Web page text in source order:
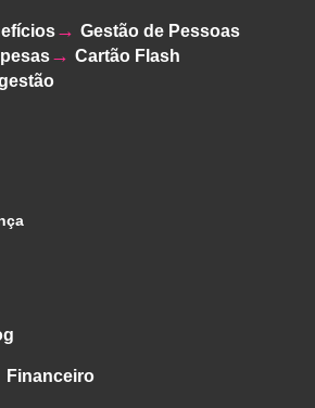
Gestão de Pessoas
Cartão Flash
Financeiro